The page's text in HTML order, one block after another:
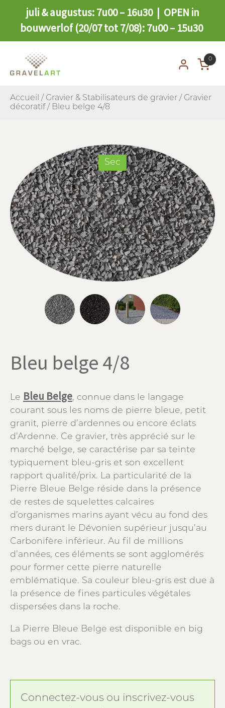
juli & augustus: 7u00 – 16u30 | OPEN in
bouwverlof (20/07 tot 7/08): 7u00 – 15u30
0
Accueil / Gravier & Stabilisateurs de gravier / Gravier
décoratif/ Bleu belge 4/8
Sec
Bleu belge 4/8
Le Bleu Belge, connue dans le langage
courant sous les noms de pierre bleue, petit
granit, pierre d’ardennes ou encore éclats
d’Ardenne. Ce gravier, très apprécié sur le
marché belge, se caractérise par sa teinte
typiquement bleu-gris et son excellent
rapport qualité/prix. La particularité de la
Pierre Bleue Belge réside dans la présence
de restes de squelettes calcaires
d’organismes marins ayant vécu au fond des
mers durant le Dévonien supérieur jusqu’au
Carbonifère inférieur. Au fil de millions
d’années, ces éléments se sont agglomérés
pour former cette pierre naturelle
emblématique. Sa couleur bleu-gris est due à
la présence de fines particules végétales
dispersées dans la roche.
La Pierre Bleue Belge est disponible en big
bags ou en vrac.
Connectez-vous ou inscrivez-vous